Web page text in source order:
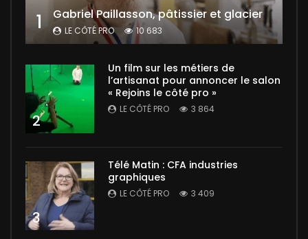
1 Gabriel Paillasson, pâtissier et glacier
LE CÔTÉ PRO 10 683
2
Un film sur les métiers de
l’artisanat pour annoncer le salon
« Rejoins le côté pro »
LE CÔTÉ PRO 3 864
3
Télé Matin : CFA industries
graphiques
LE CÔTÉ PRO 3 409